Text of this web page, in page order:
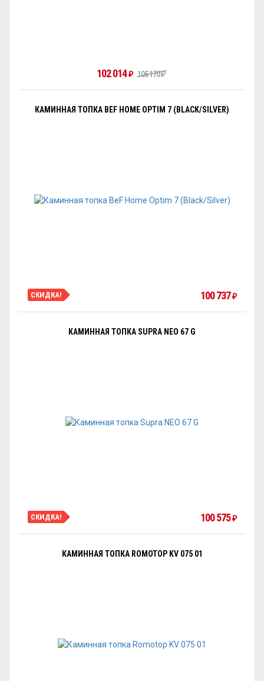
102 014 ₽ 105 170₽
КАМИННАЯ ТОПКА BEF HOME OPTIM 7 (BLACK/SILVER)
СКИДКА! 100 737 ₽
КАМИННАЯ ТОПКА SUPRA NEO 67 G
СКИДКА! 100 575 ₽
КАМИННАЯ ТОПКА ROMOTOP KV 075 01